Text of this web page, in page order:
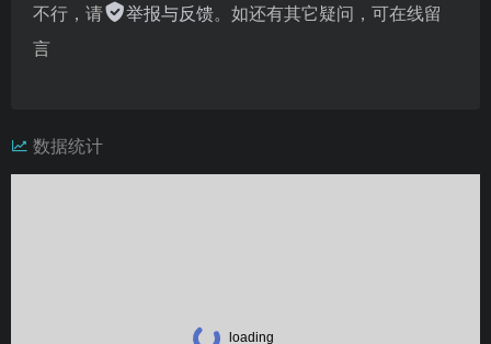
不行，请
举报与反馈。如还有其它疑问，可在线留
言
数据统计